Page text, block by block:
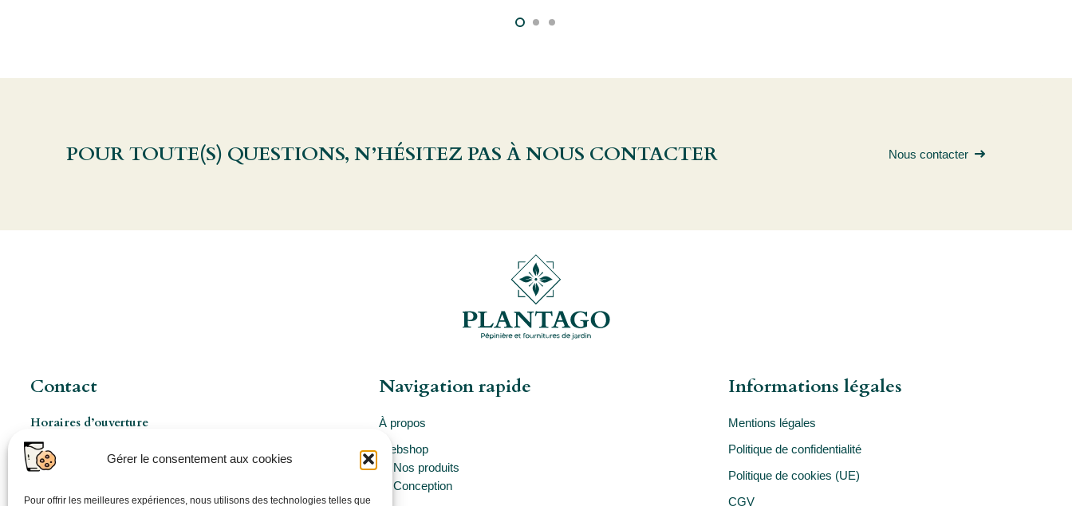
Gérer le consentement aux cookies
Pour offrir les meilleures expériences, nous utilisons des technologies telles que
POUR TOUTE(S) QUESTIONS, N’HÉSITEZ PAS À NOUS CONTACTER Nous contacter
Contact
Horaires d’ouverture
Les Mercredis de 8h à 17h
Ouverture pro à 8h 5jours/7 (sur rendez-vous)
06 86 48 74 44
Navigation rapide
À propos
Webshop
Nos produits
Conception
Informations légales
Mentions légales
Politique de confidentialité
Politique de cookies (UE)
CGV